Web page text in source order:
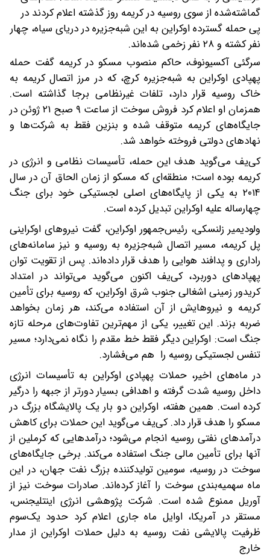
گماشته‌شده از سوی روسیه ‌در کریمه روز گذشته اعلام کردند در
پی حمله گسترده اوکراین به این شبه‌جزیره در دریای سیاه، چهار
نفر کشته و ۲۸ نفر زخمی شده‌اند.
سرگئی آکسیونوف، حاکم منصوب مسکو در کریمه گفت حمله
پهپادی اوکراین به شبه‌جزیره کرچ، که در مرز اتصال کریمه به
خاک روسیه قرار دارد، تلفات غیرنظامی بر‌جا گذاشته است.
همزمان او اعلام کرد فروش سوخت از ساعت ۹ صبح ۲۱ ژوئن در
جایگاه‌های کریمه متوقف شده و بنزین فقط به شرکت‌ها و
نهادهای دولتی فروخته خواهد شد.
کی‌یف می‌گوید هدف این حمله، تأسیسات نظامی و انرژی در
کریمه بوده است؛ منطقه‌ای که مسکو از زمان الحاق آن در سال
۲۰۱۴ به یکی از پایگاه‌های اصلی لجستیکی خود برای جنگ
چهار‌ساله علیه اوکراین تبدیل کرده است.
ولودیمیر زلنسکی، رئیس‌جمهور اوکراین، گفت نیروهای اوکراینی
پل کریمه، مسیر اتصال شبه‌جزیره به روسیه و نیز سامانه‌های
راداری و پدافند هوایی را هدف قرار داده‌اند. پس از تقویت توان
پهپادهای دوربرد، کی‌یف اکنون می‌گوید می‌تواند در امتداد
کریدور زمینی اشغالی جنوب شرق اوکراین، که روسیه برای تأمین
کریمه و نیروهایش از آن استفاده می‌کند، هر زمان بخواهد
ضربه بزند. این تغییر، یکی از مهم‌ترین تفاوت‌های مرحله تازه
جنگ است: اوکراین دیگر فقط خط مقدم را نگاه نمی‌دارد؛ مسیر
تنفس لجستیکی روسیه را هم می‌فشارد.
در ماه‌های اخیر، حملات پهپادی اوکراین به تأسیسات انرژی
داخل روسیه شدت گرفته و اهدافی بسیار دورتر از جبهه را درگیر
کرده است. همین هفته، اوکراین دو بار یک پالایشگاه بزرگ در
مسکو را هدف قرار داد. کی‌یف می‌گوید این حملات برای کاهش
درآمدهای نفتی روسیه انجام می‌شود؛ درآمدهایی که کرملین از
آنها برای تأمین مالی جنگ استفاده می‌کند. برخی جایگاه‌های
سوخت در روسیه، سومین تولیدکننده بزرگ نفت جهان، در این
ماه سهمیه‌بندی سوخت را آغاز کرده‌اند. صادرات سوخت نیز از
آوریل ممنوع شده است. شرکت پژوهشی انرژی اینتلیجنس،
مستقر در آمریکا، اوایل ماه جاری اعلام کرد حدود یک‌سوم
ظرفیت پالایشی نفت روسیه به دلیل حملات اوکراین از مدار
خارج